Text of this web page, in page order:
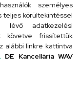
személyes
teljes körültekintéssel
lévő adatkezelési
követve frissítettük
alábbi linkre kattintva
DE Kancellária WAV